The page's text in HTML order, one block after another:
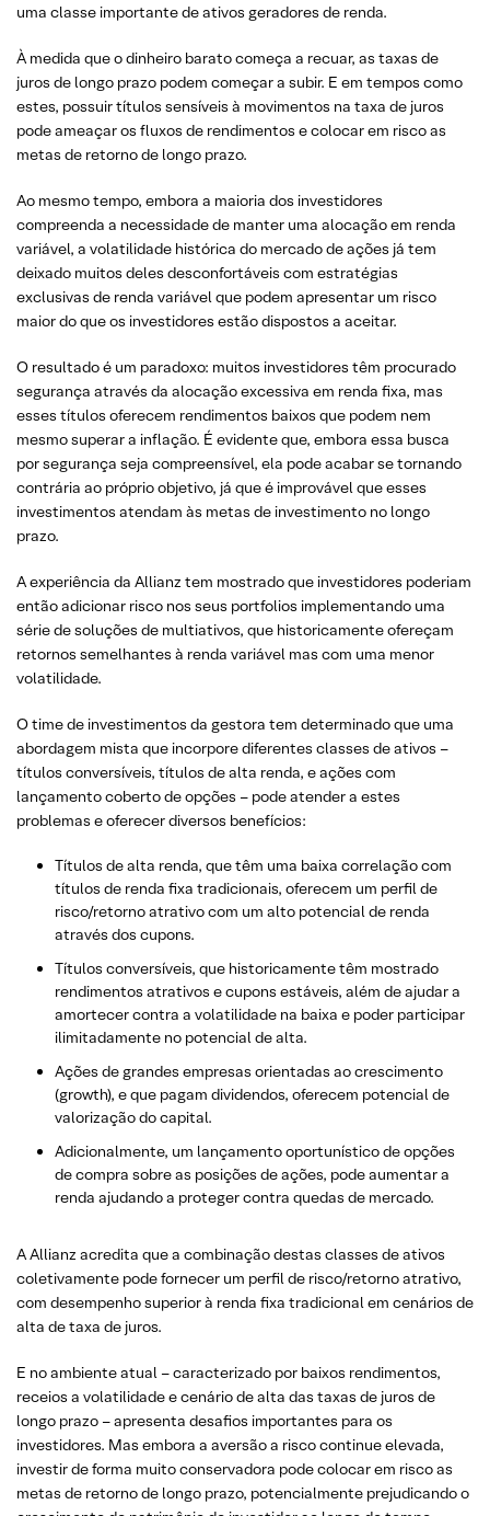
uma classe importante de ativos geradores de renda.
À medida que o dinheiro barato começa a recuar, as taxas de
juros de longo prazo podem começar a subir. E em tempos como
estes, possuir títulos sensíveis à movimentos na taxa de juros
pode ameaçar os fluxos de rendimentos e colocar em risco as
metas de retorno de longo prazo.
Ao mesmo tempo, embora a maioria dos investidores
compreenda a necessidade de manter uma alocação em renda
variável, a volatilidade histórica do mercado de ações já tem
deixado muitos deles desconfortáveis com estratégias
exclusivas de renda variável que podem apresentar um risco
maior do que os investidores estão dispostos a aceitar.
O resultado é um paradoxo: muitos investidores têm procurado
segurança através da alocação excessiva em renda fixa, mas
esses títulos oferecem rendimentos baixos que podem nem
mesmo superar a inflação. É evidente que, embora essa busca
por segurança seja compreensível, ela pode acabar se tornando
contrária ao próprio objetivo, já que é improvável que esses
investimentos atendam às metas de investimento no longo
prazo.
A experiência da Allianz tem mostrado que investidores poderiam
então adicionar risco nos seus portfolios implementando uma
série de soluções de multiativos, que historicamente ofereçam
retornos semelhantes à renda variável mas com uma menor
volatilidade.
O time de investimentos da gestora tem determinado que uma
abordagem mista que incorpore diferentes classes de ativos –
títulos conversíveis, títulos de alta renda, e ações com
lançamento coberto de opções – pode atender a estes
problemas e oferecer diversos benefícios:
Títulos de alta renda, que têm uma baixa correlação com
títulos de renda fixa tradicionais, oferecem um perfil de
risco/retorno atrativo com um alto potencial de renda
através dos cupons.
Títulos conversíveis, que historicamente têm mostrado
rendimentos atrativos e cupons estáveis, além de ajudar a
amortecer contra a volatilidade na baixa e poder participar
ilimitadamente no potencial de alta.
Ações de grandes empresas orientadas ao crescimento
(growth), e que pagam dividendos, oferecem potencial de
valorização do capital.
Adicionalmente, um lançamento oportunístico de opções
de compra sobre as posições de ações, pode aumentar a
renda ajudando a proteger contra quedas de mercado.
A Allianz acredita que a combinação destas classes de ativos
coletivamente pode fornecer um perfil de risco/retorno atrativo,
com desempenho superior à renda fixa tradicional em cenários de
alta de taxa de juros.
E no ambiente atual – caracterizado por baixos rendimentos,
receios a volatilidade e cenário de alta das taxas de juros de
longo prazo – apresenta desafios importantes para os
investidores. Mas embora a aversão a risco continue elevada,
investir de forma muito conservadora pode colocar em risco as
metas de retorno de longo prazo, potencialmente prejudicando o